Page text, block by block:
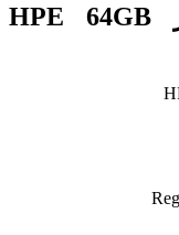
مشخصات فنی رم سرور HPE 64GB